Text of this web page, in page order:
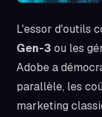
L'essor d'outils
Gen-3 ou les
Adobe a
parallèle, les
marketing